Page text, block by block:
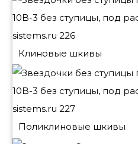
Клиновые шкивы
Поликлиновые шкивы